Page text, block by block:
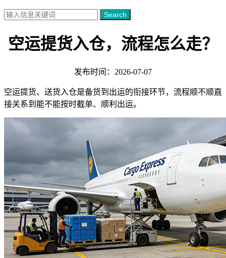
Search
空运提货入仓，流程怎么走？
发布时间：2026-07-07
空运提货、送货入仓是备货到出运的衔接环节，流程顺不顺直
接关系到能不能按时截单、顺利出运。